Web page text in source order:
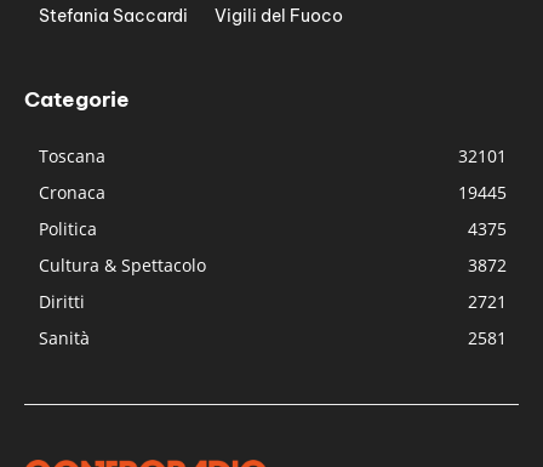
Stefania Saccardi
Vigili del Fuoco
Categorie
Toscana
32101
Cronaca
19445
Politica
4375
Cultura & Spettacolo
3872
Diritti
2721
Sanità
2581